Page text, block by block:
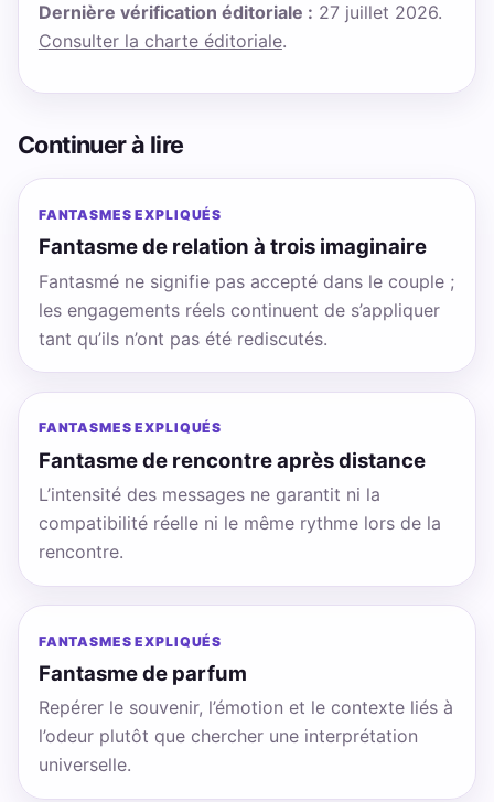
Dernière vérification éditoriale : 27 juillet 2026.
Consulter la charte éditoriale.
Continuer à lire
FANTASMES EXPLIQUÉS
Fantasme de relation à trois imaginaire
Fantasmé ne signifie pas accepté dans le couple ;
les engagements réels continuent de s’appliquer
tant qu’ils n’ont pas été rediscutés.
FANTASMES EXPLIQUÉS
Fantasme de rencontre après distance
L’intensité des messages ne garantit ni la
compatibilité réelle ni le même rythme lors de la
rencontre.
FANTASMES EXPLIQUÉS
Fantasme de parfum
Repérer le souvenir, l’émotion et le contexte liés à
l’odeur plutôt que chercher une interprétation
universelle.